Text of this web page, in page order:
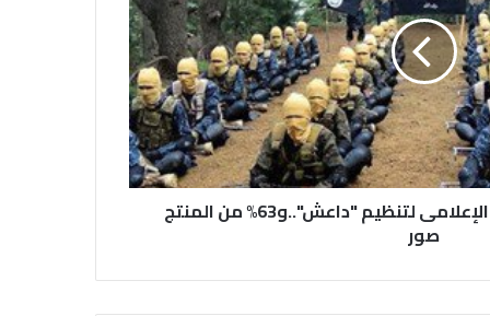
تحويل رواية الدكتور سلطان القاسمى
حاكم الشارقة إلى كتاب مسموع
منتدى القاهرة يناقش غداً تحديات
الصحافة فى عصر وسائل التواصل
الاجتماعى
الأسبوع الثقافي الإماراتي في رومانيا
مرصد الإفتاء :تراجع الأداء الإعلامى لتنظيم "داعش"..و63% من المنتج
صور